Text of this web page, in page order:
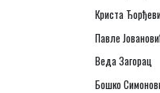
Криста
Павле
Веда Загорац
Бошко